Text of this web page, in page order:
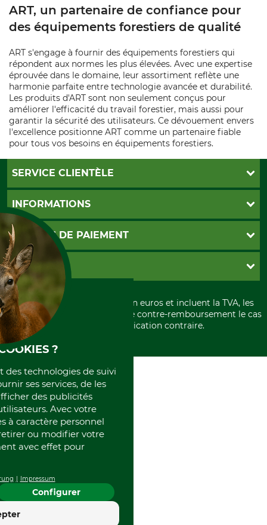
ART, un partenaire de confiance pour
des équipements forestiers de qualité
ART s'engage à fournir des équipements forestiers qui
répondent aux normes les plus élevées. Avec une expertise
éprouvée dans le domaine, leur assortiment reflète une
harmonie parfaite entre technologie avancée et durabilité.
Les produits d'ART sont non seulement conçus pour
améliorer l'efficacité du travail forestier, mais aussi pour
garantir la sécurité des utilisateurs. Ce dévouement envers
l'excellence positionne ART comme un partenaire fiable
pour tous vos besoins en équipements forestiers.
SERVICE CLIENTÈLE
Foire aux questions
Abonnement à la newsletter
Contact
Garantie / Devis
Paramètres des cookies
INFORMATIONS
CGV
Livraison
Conditions d'annulation
Formulaire de rétraction
Politique de confidentialité
Élimination et environnement
Rétractation de votre commande
MOYENS DE PAIEMENT
PayPal
Carte de crédit
Paiement á l'avance
GRUBE KG
Histoire
International
Portrait
Qui sommes-nous
Tous les prix sont exprimés en euros et incluent la TVA, les
frais d'expédition et les frais de contre-remboursement le cas
échéant, sauf indication contraire.
?
des technologies de suivi
ses services, de les
des publicités
Avec votre
à caractère personnel
ou modifier votre
avec effet pour
Impressum
Configurer